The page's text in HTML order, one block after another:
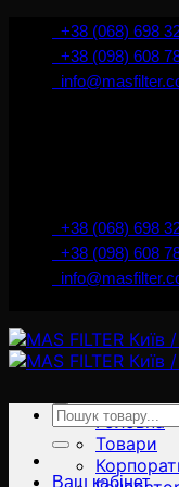
İçeriğe+38 (068) 698
+38 (098) 608
+38 (068) 698
+38 (098) 608
Головна
Товари
Ara:
Ваш кабінет